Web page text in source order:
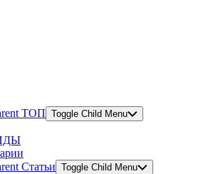
ТОП Toggle Child Menu
Статьи Toggle Child Menu